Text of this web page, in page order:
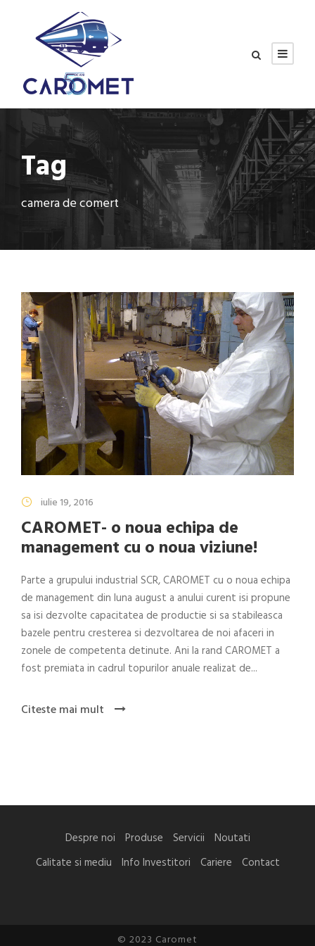
Tag
camera de comert
iulie 19, 2016
CAROMET- o noua echipa de
management cu o noua viziune!
Parte a grupului industrial SCR, CAROMET cu o noua echipa
de management din luna august a anului curent isi propune
sa isi dezvolte capacitatea de productie si sa stabileasca
bazele pentru cresterea si dezvoltarea de noi afaceri in
zonele de competenta detinute. Ani la rand CAROMET a
fost premiata in cadrul topurilor anuale realizat de...
Citeste mai mult
Despre noi Produse Servicii
Noutati
Calitate si mediu
Info Investitori Cariere Contact
© 2023 Caromet